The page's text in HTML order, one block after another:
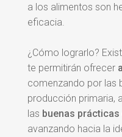
a los alimentos son
eficacia.
¿Cómo lograrlo?
te permitirán ofrecer
comenzando por las
producción primaria,
las buenas
avanzando hacia la